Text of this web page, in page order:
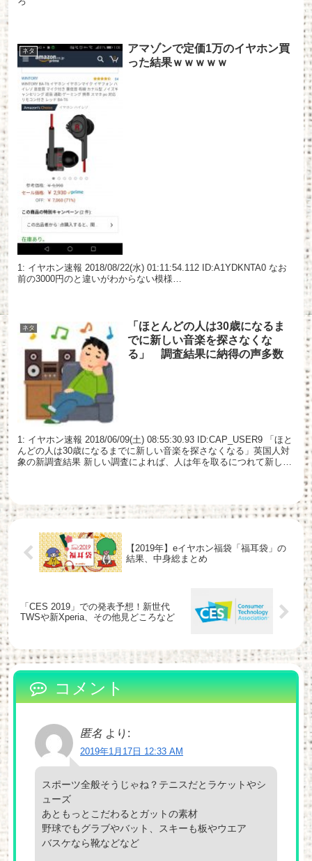
ネタ
アマゾンで定価1万のイヤホン買
った結果ｗｗｗｗｗ
1: イヤホン速報 2018/08/22(水) 01:11:54.112 ID:A1YDKNTA0 なお
前の3000円のと違いがわからない模様…
ネタ
「ほとんどの人は30歳になるま
でに新しい音楽を探さなくな
る」 調査結果に納得の声多数
1: イヤホン速報 2018/06/09(土) 08:55:30.93 ID:CAP_USER9 「ほと
んどの人は30歳になるまでに新しい音楽を探さなくなる」英国人対
象の新調査結果 新しい調査によれば、人は年を取るにつれて新しい
【2019年】eイヤホン福袋「福耳袋」の
結果、中身総まとめ
「CES 2019」での発表予想！新世代
TWSや新Xperia、その他見どころなど
コメント
匿名 より:
2019年1月17日 12:33 AM
スポーツ全般そうじゃね？テニスだとラケットやシ
ューズ
あともっとこだわるとガットの素材
野球でもグラブやバット、スキーも板やウエア
バスケなら靴などなど